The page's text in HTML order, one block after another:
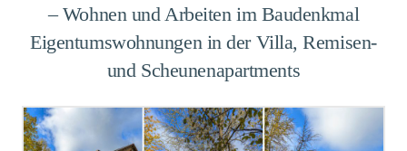
– Wohnen und Arbeiten im Baudenkmal
Eigentumswohnungen in der Villa, Remisen-
und Scheunenapartments